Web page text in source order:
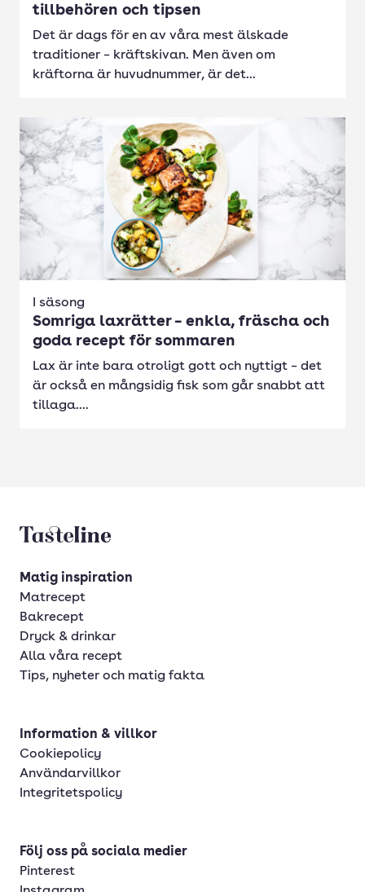
tillbehören och tipsen
Det är dags för en av våra mest älskade
traditioner – kräftskivan. Men även om
kräftorna är huvudnummer, är det...
I säsong
Somriga laxrätter – enkla, fräscha och
goda recept för sommaren
Lax är inte bara otroligt gott och nyttigt – det
är också en mångsidig fisk som går snabbt att
tillaga....
Tasteline startsida
Matig inspiration
Matrecept
Bakrecept
Dryck & drinkar
Alla våra recept
Tips, nyheter och matig fakta
Information & villkor
Cookiepolicy
Användarvillkor
Integritetspolicy
Följ oss på sociala medier
Pinterest